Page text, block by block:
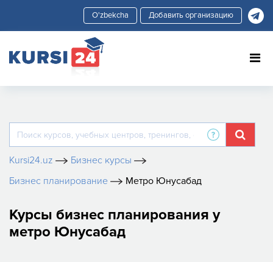
Добавить организацию
Kursi24.uz
Бизнес курсы
Бизнес планирование
Метро Юнусабад
Курсы бизнес планирования у
метро Юнусабад